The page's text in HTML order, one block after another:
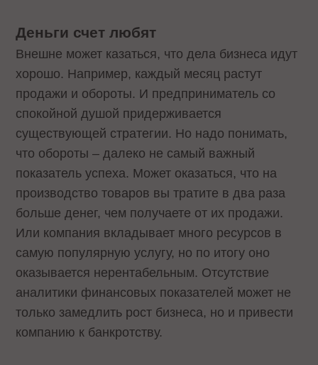
Деньги счет любят
Внешне может казаться, что дела бизнеса идут
хорошо. Например, каждый месяц растут
продажи и обороты. И предприниматель со
спокойной душой придерживается
существующей стратегии. Но надо понимать,
что обороты – далеко не самый важный
показатель успеха. Может оказаться, что на
производство товаров вы тратите в два раза
больше денег, чем получаете от их продажи.
Или компания вкладывает много ресурсов в
самую популярную услугу, но по итогу оно
оказывается нерентабельным. Отсутствие
аналитики финансовых показателей может не
только замедлить рост бизнеса, но и привести
компанию к банкротству.